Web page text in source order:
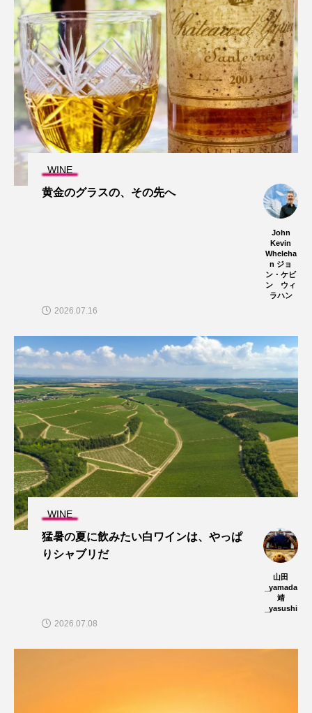
WINE
黄金のグラスの、その先へ
John
Kevin
Wheleha
n ジョ
ン・ケビ
ン ウィ
ラハン
2026.07.16
WINE
猛暑の夏に飲みたい白ワインは、やっぱ
りシャブリだ
山田
_yamada
靖
_yasushi
2026.07.08